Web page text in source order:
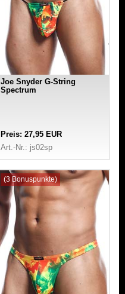
Joe Snyder G-String
Spectrum
Preis: 27,95 EUR
Art.-Nr.: js02sp
(3 Bonuspunkte)